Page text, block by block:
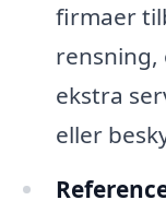
firmaer
rensning,
ekstra
eller